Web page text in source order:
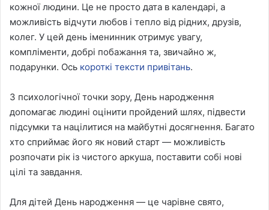
кожної людини. Це не просто дата в календарі, а
можливість відчути любов і тепло від рідних, друзів,
колег. У цей день іменинник отримує увагу,
компліменти, добрі побажання та, звичайно ж,
подарунки. Ось короткі тексти привітань.
З психологічної точки зору, День народження
допомагає людині оцінити пройдений шлях, підвести
підсумки та націлитися на майбутні досягнення. Багато
хто сприймає його як новий старт — можливість
розпочати рік із чистого аркуша, поставити собі нові
цілі та завдання.
Для дітей День народження — це чарівне свято,